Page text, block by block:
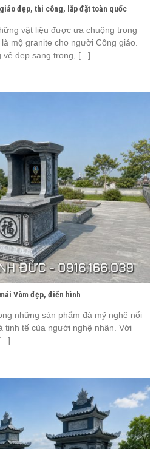
đẹp, thi công, lắp đặt toàn quốc
vật liệu được ưa chuộng trong
mộ granite cho người Công giáo.
vẻ đẹp sang trọng, [...]
Vòm đẹp, điển hình
những sản phẩm đá mỹ nghệ nổi
tinh tế của người nghệ nhân. Với